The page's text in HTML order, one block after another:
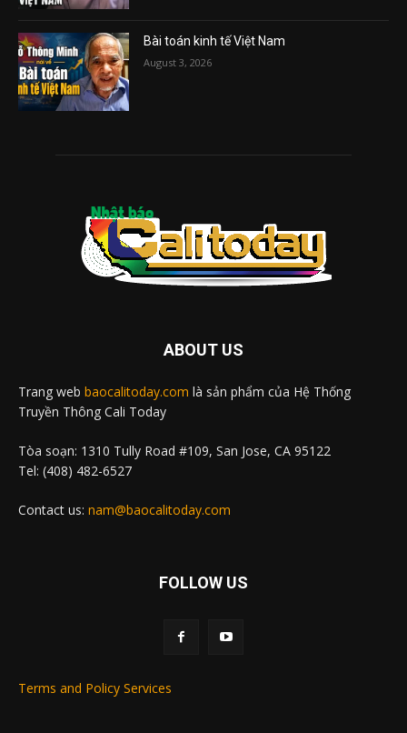
Bài toán kinh tế Việt Nam
August 3, 2026
ABOUT US
Trang web baocalitoday.com là sản phẩm của Hệ Thống
Truyền Thông Cali Today
Tòa soạn: 1310 Tully Road #109, San Jose, CA 95122
Tel: (408) 482-6527
Contact us: nam@baocalitoday.com
FOLLOW US
Terms and Policy Services